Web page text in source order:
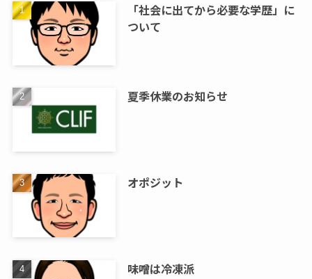
「社会に出てから必要な学歴」に
ついて
夏季休業のお知らせ
オポジット
味噌は冷凍派